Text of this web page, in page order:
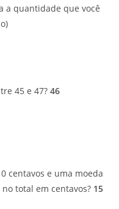
a quantidade que você
45 e 47?46
centavos e uma moeda
total em centavos? 15